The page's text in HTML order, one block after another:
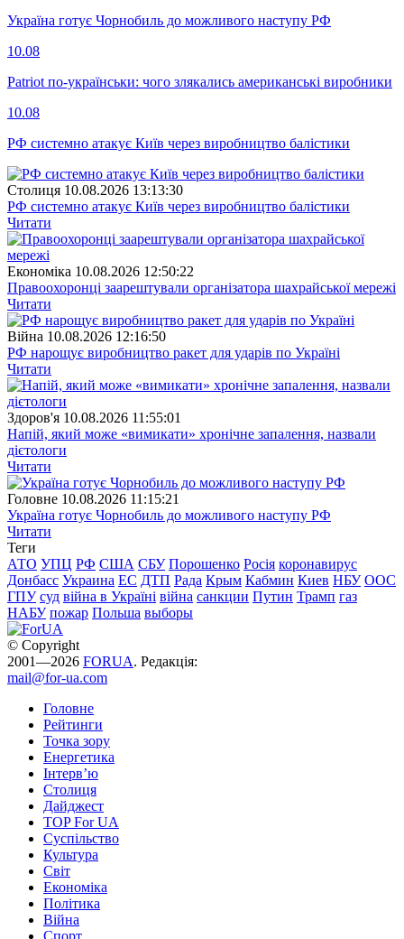
Україна готує Чорнобиль до можливого наступу РФ
10.08
Patriot по-українськи: чого злякались американські виробники
10.08
РФ системно атакує Київ через виробництво балістики
Столиця 10.08.2026 13:13:30
РФ системно атакує Київ через виробництво балістики
Читати
Економіка 10.08.2026 12:50:22
Правоохоронці заарештували організатора шахрайської мережі
Читати
Війна 10.08.2026 12:16:50
РФ нарощує виробництво ракет для ударів по Україні
Читати
Здоров'я 10.08.2026 11:55:01
Напій, який може «вимикати» хронічне запалення, назвали
дієтологи
Читати
Головне 10.08.2026 11:15:21
Україна готує Чорнобиль до можливого наступу РФ
Читати
Теги
АТО УПЦ РФ США СБУ Порошенко Росія коронавирус
Донбасс Украина ЕС ДТП Рада Крым Кабмин Киев НБУ ООС
ГПУ суд війна в Україні війна санкции Путин Трамп газ
НАБУ пожар Польша выборы
© Copyright
2001—2026 FORUA. Редакція:
mail@for-ua.com
Головне
Рейтинги
Точка зору
Енергетика
Інтерв’ю
Столиця
Дайджест
TOP For UA
Суспiльство
Культура
Світ
Економіка
Політика
Війна
Спорт